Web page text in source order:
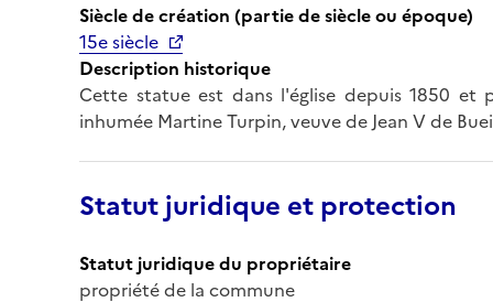
Siècle de création (partie de siècle ou époque)
15e siècle
Description historique
Cette statue est dans l'église depuis 1850 et
inhumée Martine Turpin, veuve de Jean V de
Statut juridique et protection
Statut juridique du propriétaire
propriété de la commune